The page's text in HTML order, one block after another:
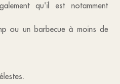
qu'il est notamment
ou un barbecue à moins de